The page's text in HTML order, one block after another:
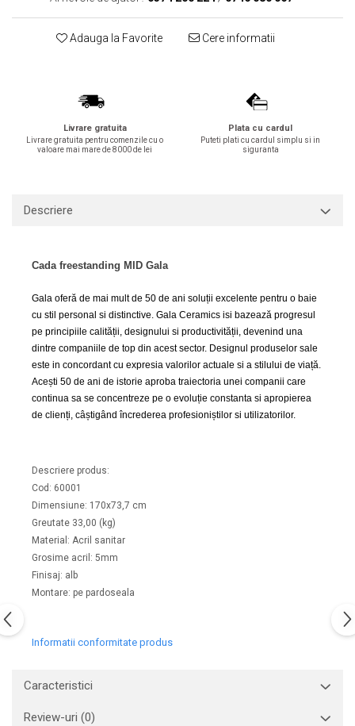
Lavoare
Lavoare freestanding
Lavoare pe mobilier
Lavoare incastrabile
Lavoare suspendate,semipiedestal
Bideuri suspendate
WC pentru persoane cu dizabilitati
Capace
Capace WC softclose
Capace WC clasice
Capace bideuri
Pisoare
Adauga la Favorite Cere informatii
Livrare gratuita
Livrare gratuita pentru comenzile cu o
valoare mai mare de 8000 de lei
Plata cu cardul
Puteti plati cu cardul simplu si in
siguranta
Descriere
Cada freestanding MID Gala
Gala oferă de mai mult de 50 de ani soluții excelente pentru o baie
cu stil personal si distinctive. Gala Ceramics isi bazează progresul
pe principiile calității, designului si productivității, devenind una
dintre companiile de top din acest sector. Designul produselor sale
este in concordant cu expresia valorilor actuale si a stilului de viață.
Acești 50 de ani de istorie aproba traiectoria unei companii care
continua sa se concentreze pe o evoluție constanta si apropierea
de clienți, câștigând încrederea profesioniștilor si utilizatorilor.
Descriere produs:
Cod: 60001
Dimensiune: 170x73,7 cm
Greutate 33,00 (kg)
Material: Acril sanitar
Grosime acril: 5mm
Finisaj: alb
Montare: pe pardoseala
Informatii conformitate produs
Caracteristici
Review-uri (0)